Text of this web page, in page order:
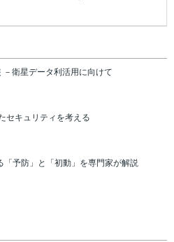
－衛星データ利活用に向けて
セキュリティを考える
「予防」と「初動」を専門家が解説